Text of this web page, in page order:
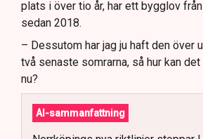
plats i över tio år, har ett bygglov
sedan 2018.
– Dessutom har jag ju haft den över
två senaste somrarna, så hur kan
nu?
AI-sammanfattning